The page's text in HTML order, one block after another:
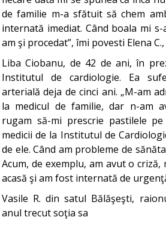
de familie m-a sfătuit să chem
internată imediat. Când boala mi
am şi procedat”, îmi povesti Elena
Liba Ciobanu, de 42 de ani, în
Institutul de cardiologie. Ea
arterială deja de cinci ani. „M-am
la medicul de familie, dar n-am
rugam să-mi prescrie pastilele
medicii de la Institutul de
de ele. Când am probleme de
Acum, de exemplu, am avut o
acasă şi am fost internată de
Vasile R. din satul Bălăşeşti,
anul trecut soţia sa